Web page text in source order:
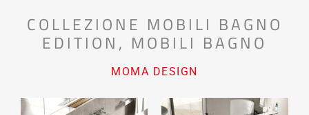
COLLEZIONE MOBILI BAGNO
EDITION , MOBILI BAGNO
MOMA DESIGN